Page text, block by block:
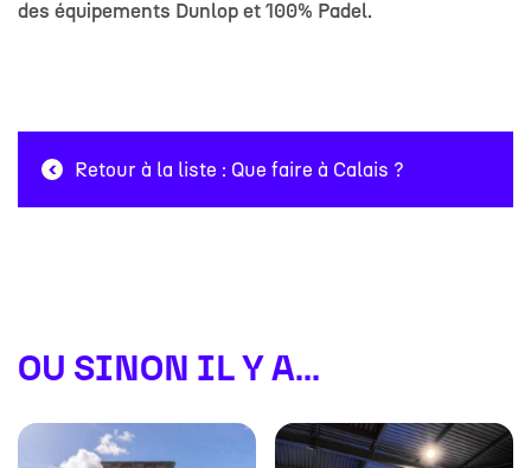
des équipements Dunlop et 100% Padel.
Retour à la liste : Que faire à Calais ?
OU SINON IL Y A...
#
#